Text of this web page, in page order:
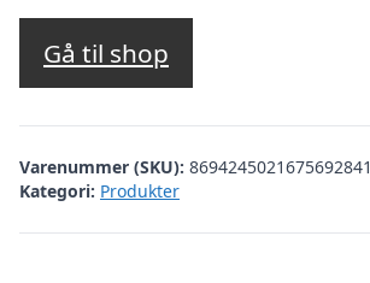
Gå til shop
Varenummer (SKU): 8694245021675692841
Kategori: Produkter